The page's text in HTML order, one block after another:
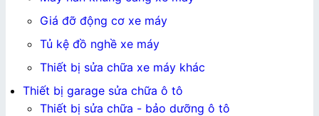
Giá đỡ động cơ xe máy
Tủ kệ đồ nghề xe máy
Thiết bị sửa chữa xe máy khác
Thiết bị garage sửa chữa ô tô
Thiết bị sửa chữa - bảo dưỡng ô tô